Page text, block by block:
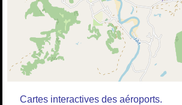
Cartes interactives des aéroports.